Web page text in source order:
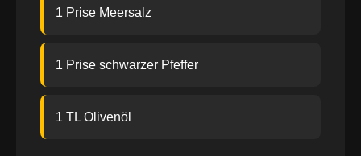
1 Prise Meersalz
1 Prise schwarzer Pfeffer
1 TL Olivenöl